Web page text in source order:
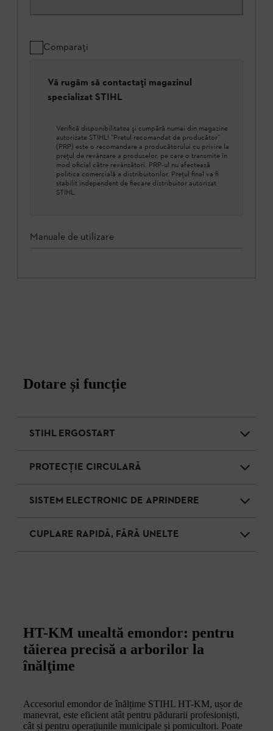
Comparați
Vă rugăm să contactați magazinul
specializat STIHL
Verifică disponibilitatea şi cumpără numai din magazine
autorizate STIHL! ”Pretul recomandat de producător”
(PRP) este o recomandare a producătorului cu privire la
prețul de revânzare a produselor, pe care o transmite în
mod oficial către revânzători. PRP-ul nu afectează
politica comercială a distribuitorilor. Prețul final va fi
stabilit independent de fiecare distribuitor autorizat
STIHL.
Manuale de utilizare
Dotare și funcție
STIHL ERGOSTART
PROTECŢIE CIRCULARĂ
SISTEM ELECTRONIC DE APRINDERE
CUPLARE RAPIDĂ, FĂRĂ UNELTE
HT-KM unealtă emondor: pentru
tăierea precisă a arborilor la
înălţime
Accesoriul emondor de înălțime STIHL HT-KM, ușor de
manevrat, este eficient atât pentru pădurarii profesioniști,
cât și pentru operațiunile municipale și pomicultori. Poate